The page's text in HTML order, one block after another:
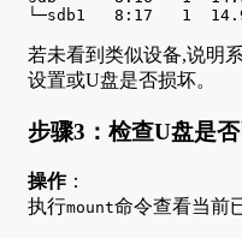
└─sdb1   8:17   1
若未看到类似设备,说明
设置或U盘是否损坏。
步骤3：检查U盘是
操作：
执行mount命令查看当前